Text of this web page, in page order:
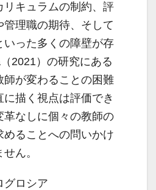
リキュラムの制約、評
理職の期待、そして
いった多くの障壁が存
2021）の研究にある
師が変わることの困難
描く視点は評価でき
革なしに個々の教師の
ることへの問いかけ
ん。
グロシア